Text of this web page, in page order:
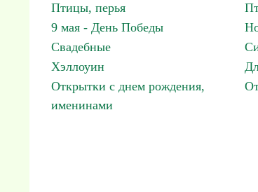
Птицы, перья
9 мая - День Победы
Свадебные
Хэллоуин
Открытки с днем рождения,
именинами